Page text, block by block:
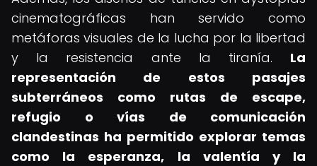
cinematográficas han servido como
metáforas visuales de la lucha por la libertad
y la resistencia ante la tiranía. La
representación de estos pasajes
subterráneos como rutas de escape,
refugio o vías de comunicación
clandestinas ha permitido explorar temas
como la esperanza, la valentía y la